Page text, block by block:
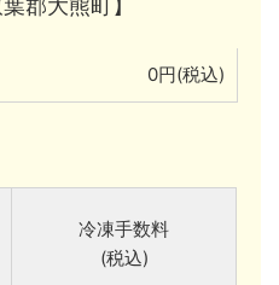
郡大熊町】
0円(税込)
冷凍手数料
(税込)